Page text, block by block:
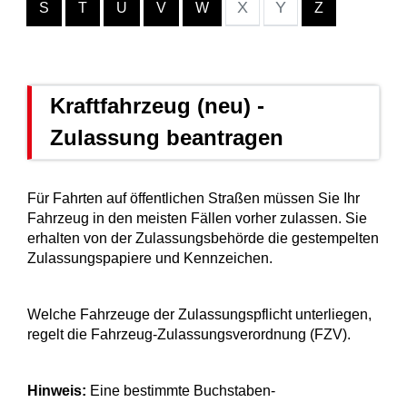
S T U V W X Y Z
Kraftfahrzeug (neu) -
Zulassung beantragen
Für Fahrten auf öffentlichen Straßen müssen Sie Ihr
Fahrzeug in den meisten Fällen vorher zulassen. Sie
erhalten von der Zulassungsbehörde die gestempelten
Zulassungspapiere und Kennzeichen.
Welche Fahrzeuge der Zulassungspflicht unterliegen,
regelt die Fahrzeug-Zulassungsverordnung (FZV).
Hinweis: Eine bestimmte Buchstaben-